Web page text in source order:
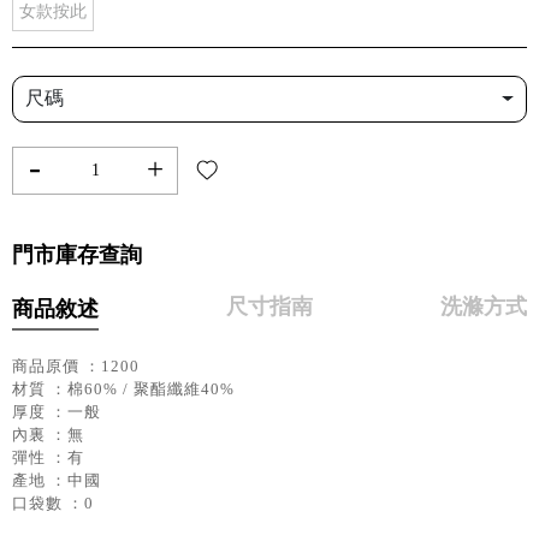
女款按此
尺碼
- +
門市庫存查詢
商品敘述 尺寸指南 洗滌方式
商品原價 ：1200
材質 ：棉60% / 聚酯纖維40%
厚度 ：一般
內裏 ：無
彈性 ：有
產地 ：中國
口袋數 ：0